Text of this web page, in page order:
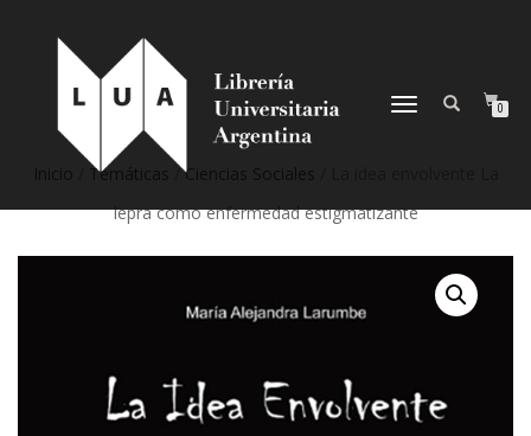
NAVEGACIÓN
0
Temáticas /Ciencias Sociales
lepra como enfermedad estigmatizante